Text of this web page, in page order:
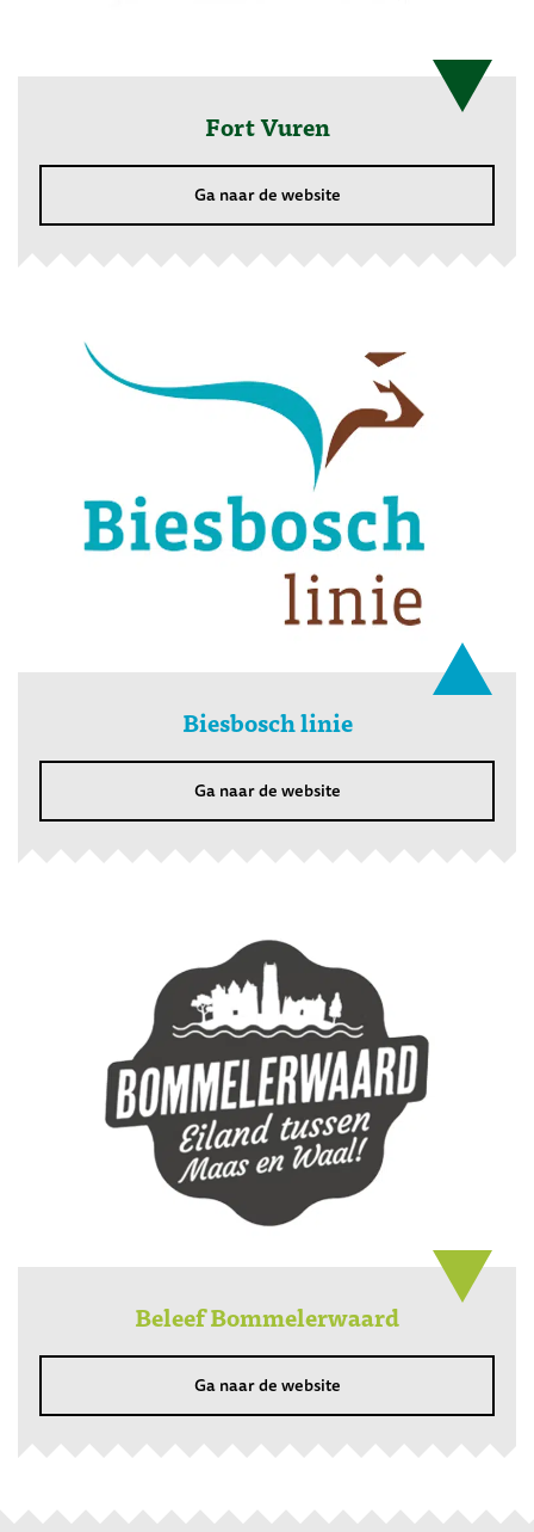
Fort Vuren
Ga naar de website
Biesbosch linie
Ga naar de website
Beleef Bommelerwaard
Ga naar de website